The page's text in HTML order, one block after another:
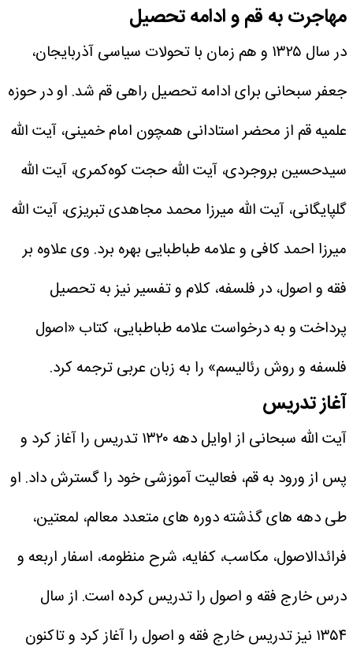
مهاجرت به قم و ادامه تحصیل
در سال ۱۳۲۵ و هم زمان با تحولات سیاسی آذربایجان،
جعفر سبحانی برای ادامه تحصیل راهی قم شد. او در حوزه
علمیه قم از محضر استادانی همچون امام خمینی، آیت الله
سیدحسین بروجردی، آیت الله حجت کوه‌کمری، آیت الله
گلپایگانی، آیت الله میرزا محمد مجاهدی تبریزی، آیت الله
میرزا احمد کافی و علامه طباطبایی بهره برد. وی علاوه بر
فقه و اصول، در فلسفه، کلام و تفسیر نیز به تحصیل
پرداخت و به درخواست علامه طباطبایی، کتاب «اصول
فلسفه و روش رئالیسم» را به زبان عربی ترجمه کرد.
آغاز تدریس
آیت الله سبحانی از اوایل دهه ۱۳۲۰ تدریس را آغاز کرد و
پس از ورود به قم، فعالیت آموزشی خود را گسترش داد. او
طی دهه های گذشته دوره های متعدد معالم، لمعتین،
فرائدالاصول، مکاسب، کفایه، شرح منظومه، اسفار اربعه و
درس خارج فقه و اصول را تدریس کرده است. از سال
۱۳۵۴ نیز تدریس خارج فقه و اصول را آغاز کرد و تاکنون